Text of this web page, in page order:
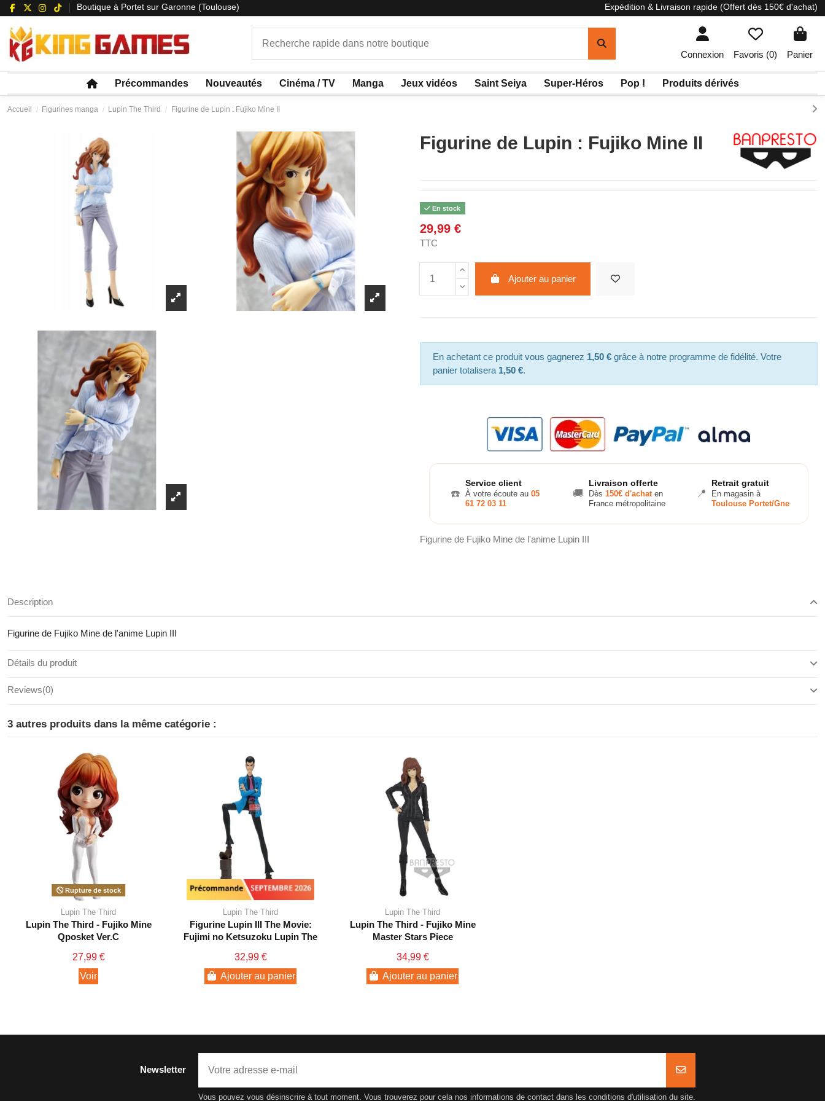
Boutique à Portet sur Garonne (Toulouse) Expédition & Livraison rapide (Offert dès 150€ d'achat)
Connexion Favoris (0) Panier
Précommandes Nouveautés Cinéma / TV Manga Jeux vidéos Saint Seiya Super-Héros Pop ! Produits dérivés
Accueil Figurines manga Lupin The Third Figurine de Lupin : Fujiko Mine II
Figurine de Lupin : Fujiko Mine II
En stock
29,99 €
TTC
Ajouter au panier
En achetant ce produit vous gagnerez 1,50 € grâce à notre programme de fidélité. Votre
panier totalisera 1,50 €.
☎️
Service client
À votre écoute au 05
61 72 03 11
🚚
Livraison offerte
Dès 150€ d'achaten
France métropolitaine
📍
Retrait gratuit
En magasin à
Toulouse Portet/Gne
Figurine de Fujiko Mine de l'anime Lupin III
Description
Figurine de Fujiko Mine de l'anime Lupin III
Détails du produit
Reviews(0)
3 autres produits dans la même catégorie :
Rupture de stock
Lupin The Third
Lupin The Third - Fujiko Mine
Qposket Ver.C
27,99 €
Voir
Précommande - Septembre 2026
Lupin The Third
Figurine Lupin III The Movie:
Fujimi no Ketsuzoku Lupin The
32,99 €
Ajouter au panier
Lupin The Third
Lupin The Third - Fujiko Mine
Master Stars Piece
34,99 €
Ajouter au panier
Newsletter
Vous pouvez vous désinscrire à tout moment. Vous trouverez pour cela nos informations de contact dans les conditions d'utilisation du site.